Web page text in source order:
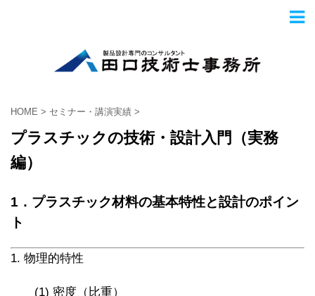
HOME > セミナー・講演実績 >
プラスチックの技術・設計入門（実務
編）
1．プラスチック材料の基本特性と設計のポイン
ト
1. 物理的特性
(1) 密度（比重）